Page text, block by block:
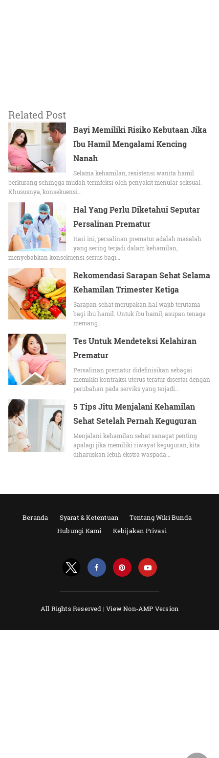
Related Post
Bayi Memiliki Risiko Kebutaan Jika
Ibu Hamil Mengalami Kencing
Nanah
Selama kehamilan, resistensi wanita hamil
berkurang sehingga mudah terinfeksi oleh penyakit menular seksual.
Khususnya, konsekuensi…
Hal Yang Perlu Diketahui Seputar
Persalinan Prematur
Hari ini, persalinan prematur adalah masalah
yang sering terjadi dalam kehamilan,
menyebabkan konsekuensi serius bagi…
Rekomendasi Sarapan Sehat Selama
Kehamilan Trimester Ketiga
Sarapan sehat merupakan hal wajib terutama
bagi ibu hamil. Untuk ibu hamil, asupan tenaga
memang…
Tes Untuk Mendeteksi Kelahiran
Prematur
Persalinan prematur didefinisikan sebagai
memiliki kontraksi uterus teratur disertai dengan
perubahan pada serviks yang terjadi…
5 Tips Jitu Menjalani Kehamilan
Sehat Setelah Pernah Keguguran
Menjalani kehamilan sehat sanagat penting
apalagi jika memiliki riwayat keguguran, kita
diharuskan lebih ekstra waspada…
Beranda Syarat & Ketentuan
Tentang Wiki Bunda
Hubungi Kami
Kebijakan Privasi
All Rights Reserved |View Non-AMP Version